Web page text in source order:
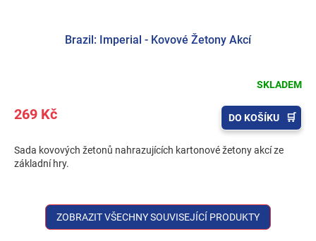
Brazil: Imperial - Kovové Žetony Akcí
SKLADEM
269 Kč DO KOŠÍKU
Sada kovových žetonů nahrazujících kartonové žetony akcí ze
základní hry.
ZOBRAZIT VŠECHNY SOUVISEJÍCÍ PRODUKTY